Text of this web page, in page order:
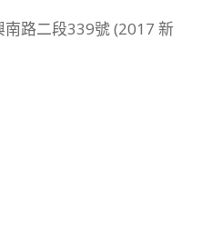
南路二段339號 (2017 新